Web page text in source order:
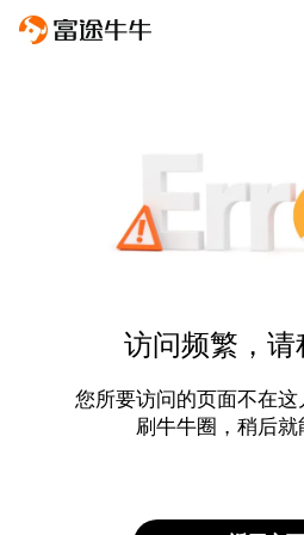
访问频繁，请
您所要访问的页面不在
刷牛牛圈，稍后就